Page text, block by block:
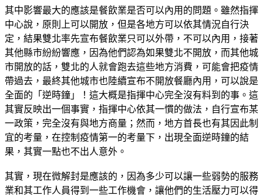
其中影響最大的應該是餐飲業是否可以內用的問題。雖然指揮
中心說，原則上可以開放，但是各地方可以依其情況自行決
定，結果雙北率先宣布餐飲業只可以外帶，不可以內用，接著
其他縣市紛紛響應，因為他們認為如果雙北不開放，而其他城
市開放的話，雙北的人就會跑去這些地方消費，可能會把疫情
帶過去，最終其他城市也陸續宣布不開放餐廳內用，可以說是
全面的「逆時鐘」！這大概是指揮中心完全沒有料到的事。這
其實反映出一個事實，指揮中心依其一慣的做法，自行宣布某
一政策，完全沒有與地方商量；然而，地方首長也有其因此制
宜的考量，在控制疫情第一的考量下，出現全面逆時鐘的結
果，其實一點也不出人意外。
其實，現在微解封是應該的，因為多少可以讓一些弱勢的服務
業和其工作人員得到一些工作機會，讓他們的生活壓力可以得